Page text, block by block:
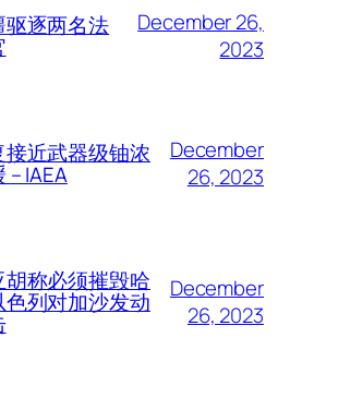
驱逐两名法
December 26,
2023
近武器级铀浓
– IAEA
December
26, 2023
称必须摧毁哈
列对加沙发动
December
26, 2023